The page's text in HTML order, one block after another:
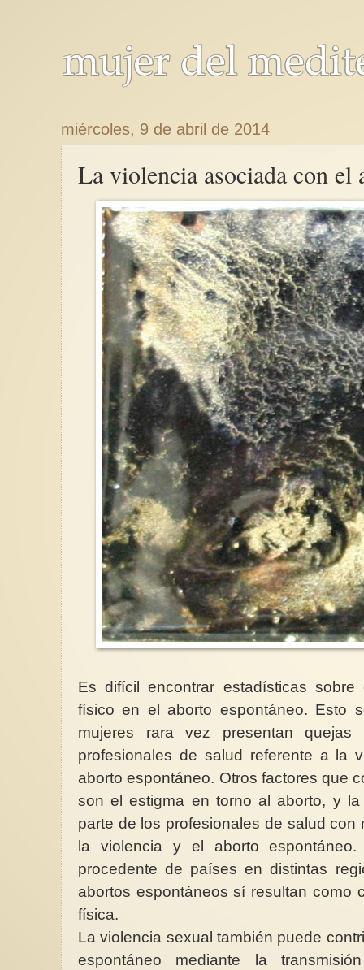
miércoles, 9 de abril de 2014
La violencia asociada con el
Es difícil encontrar estadísticas
físico en el aborto espontáneo. Esto
mujeres rara vez presentan
profesionales de salud referente a la
aborto espontáneo. Otros factores que
son el estigma en torno al aborto, y
parte de los profesionales de salud
la violencia y el aborto
procedente de países en distintas
abortos espontáneos sí resultan como
física.
La violencia sexual también puede
espontáneo mediante la
8M Listado de leyes
seguridad para las
México
En un país
machista ,misógino,